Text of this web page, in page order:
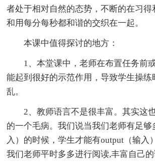
者处于相对自然的态势，不断的在习得
和用每分每秒都和谐的交织在一起。
本课中值得探讨的地方：
1、本堂课中，老师在布置任务前
能起到很好的示范作用，导致学生操练
乱。
2、教师语言不是很丰富。其实这
的一个毛病。我们说当我们老师有足够
入）的时候，学生才能有output（输入
我们老师平时多多进行阅读,丰富自己的